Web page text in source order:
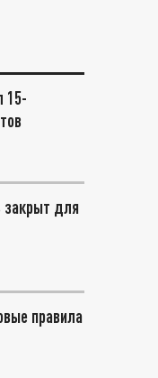
15-
закрыт для
правила